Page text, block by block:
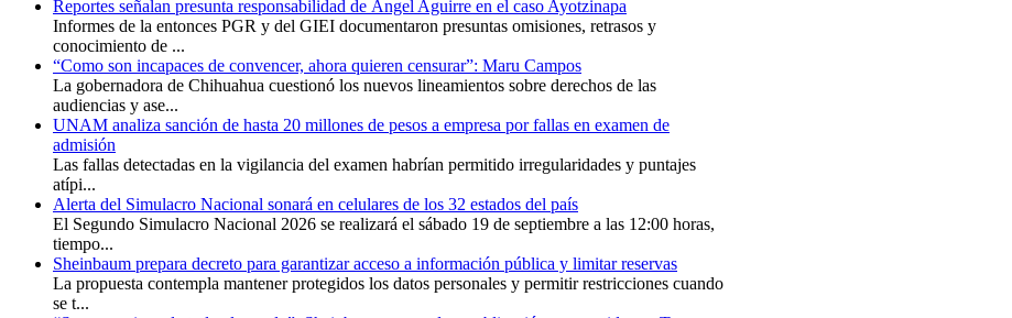
Reportes señalan presunta responsabilidad de Ángel Aguirre en el caso Ayotzinapa
Informes de la entonces PGR y del GIEI documentaron presuntas omisiones, retrasos y
conocimiento de ...
“Como son incapaces de convencer, ahora quieren censurar”: Maru Campos
La gobernadora de Chihuahua cuestionó los nuevos lineamientos sobre derechos de las
audiencias y ase...
UNAM analiza sanción de hasta 20 millones de pesos a empresa por fallas en examen de
admisión
Las fallas detectadas en la vigilancia del examen habrían permitido irregularidades y puntajes
atípi...
Alerta del Simulacro Nacional sonará en celulares de los 32 estados del país
El Segundo Simulacro Nacional 2026 se realizará el sábado 19 de septiembre a las 12:00 horas,
tiempo...
Sheinbaum prepara decreto para garantizar acceso a información pública y limitar reservas
La propuesta contempla mantener protegidos los datos personales y permitir restricciones cuando
se t...